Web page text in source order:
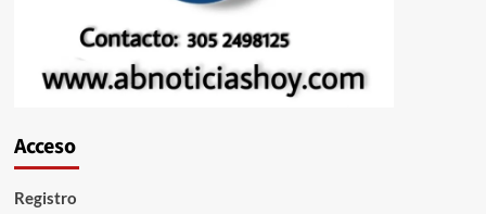
Acceso
Registro